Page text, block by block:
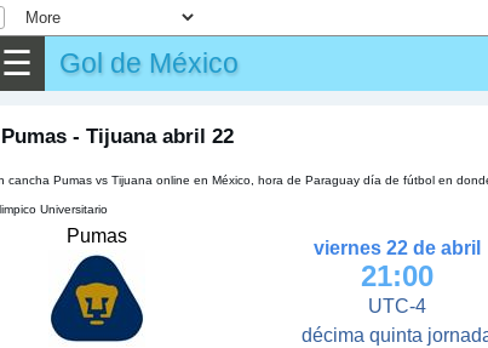
☰ Gol de México
Pumas - Tijuana abril 22
cancha Pumas vs Tijuana online en México, hora de Paraguay día de fútbol en
Universitario
Pumas
viernes 22 de abril
21:00
UTC-4
décima quinta
▶ Partidos
✎